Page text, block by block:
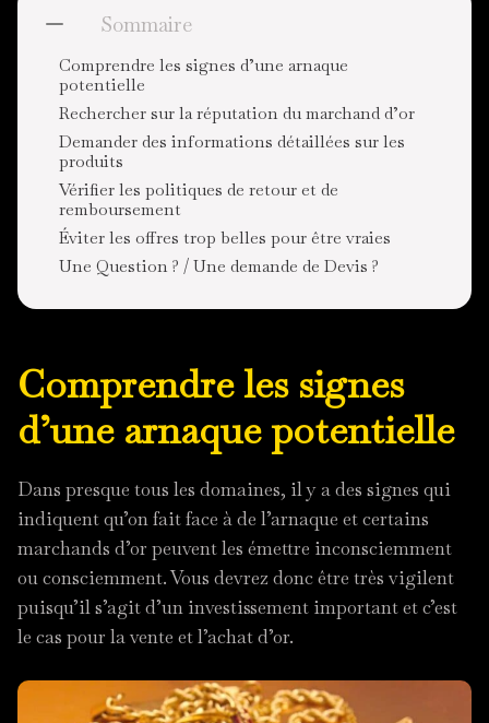
Sommaire
Comprendre les signes d’une arnaque
potentielle
Rechercher sur la réputation du marchand d’or
Demander des informations détaillées sur les
produits
Vérifier les politiques de retour et de
remboursement
Éviter les offres trop belles pour être vraies
Une Question ? / Une demande de Devis ?
Comprendre les signes
d’une arnaque potentielle
Dans presque tous les domaines, il y a des signes qui
indiquent qu’on fait face à de l’arnaque et certains
marchands d’or peuvent les émettre inconsciemment
ou consciemment. Vous devrez donc être très vigilent
puisqu’il s’agit d’un investissement important et c’est
le cas pour la vente et l’achat d’or.